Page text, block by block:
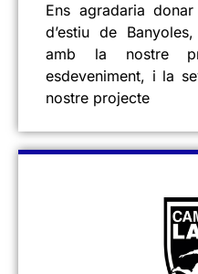
Ens agradaria
d’estiu de
amb la nostre
esdeveniment, i la
nostre projecte